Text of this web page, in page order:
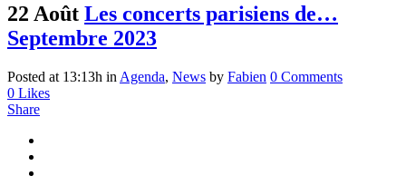
22 Août Les concerts parisiens de…
Septembre 2023
Posted at 13:13h in Agenda, News by Fabien 0 Comments
0 Likes
Share